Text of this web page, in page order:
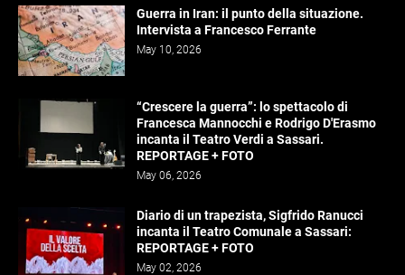
Guerra in Iran: il punto della situazione.
Intervista a Francesco Ferrante
May 10, 2026
“Crescere la guerra”: lo spettacolo di
Francesca Mannocchi e Rodrigo D'Erasmo
incanta il Teatro Verdi a Sassari.
REPORTAGE + FOTO
May 06, 2026
Diario di un trapezista, Sigfrido Ranucci
incanta il Teatro Comunale a Sassari:
REPORTAGE + FOTO
May 02, 2026